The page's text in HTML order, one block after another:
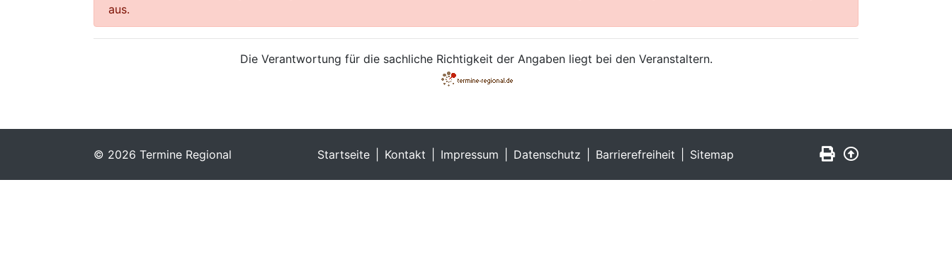
aus.
Die Verantwortung für die sachliche Richtigkeit der Angaben liegt bei den Veranstaltern.
© 2026 Termine Regional Startseite Kontakt Impressum Datenschutz Barrierefreiheit Sitemap Seite drucken
Zurück nach